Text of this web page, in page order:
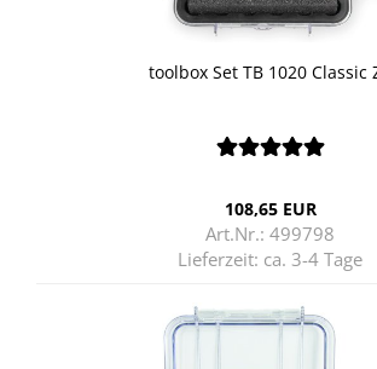
tool­box Set TB 1020 Clas­sic
108,65 EUR
Art.Nr.: 499798
Lieferzeit: ca. 3-4 Tage